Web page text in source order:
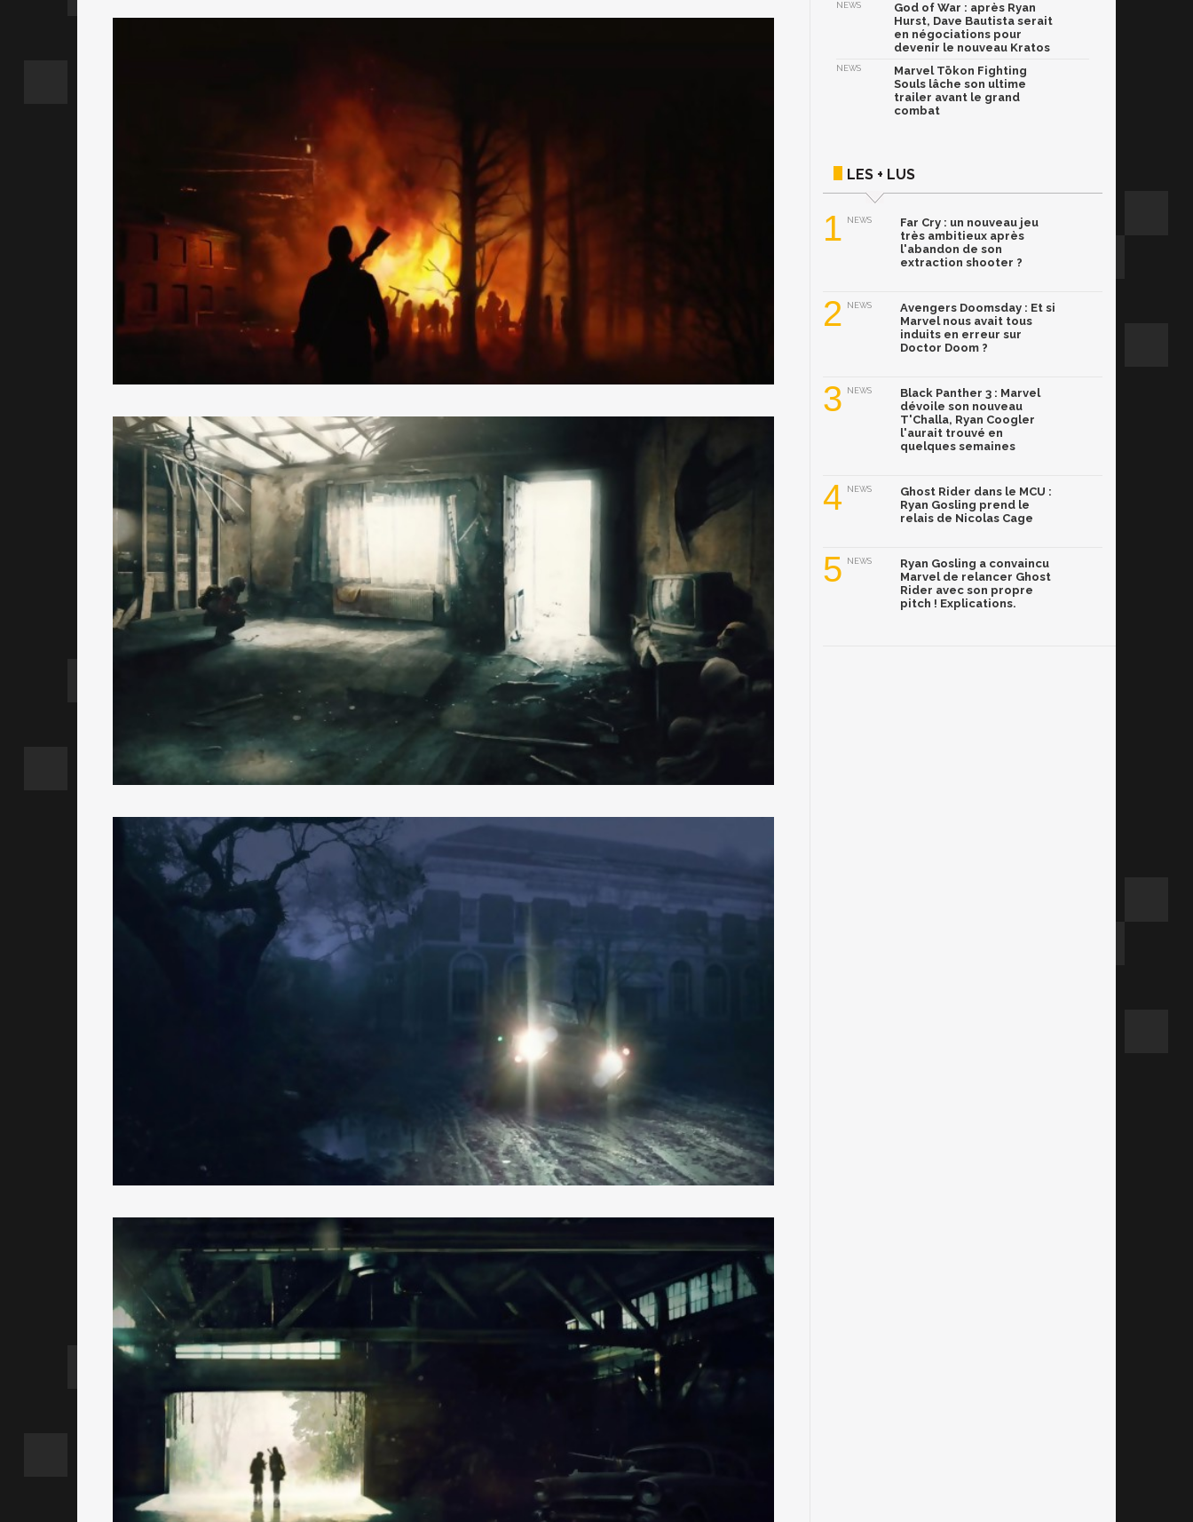
NEWS
God of War : après Ryan
Hurst, Dave Bautista serait
en négociations pour
devenir le nouveau Kratos
NEWS
Marvel Tōkon Fighting
Souls lâche son ultime
trailer avant le grand
combat
LES + LUS
1 NEWS
Far Cry : un nouveau jeu
très ambitieux après
l'abandon de son
extraction shooter ?
2 NEWS
Avengers Doomsday : Et si
Marvel nous avait tous
induits en erreur sur
Doctor Doom ?
3 NEWS
Black Panther 3 : Marvel
dévoile son nouveau
T'Challa, Ryan Coogler
l'aurait trouvé en
quelques semaines
4 NEWS
Ghost Rider dans le MCU :
Ryan Gosling prend le
relais de Nicolas Cage
5 NEWS
Ryan Gosling a convaincu
Marvel de relancer Ghost
Rider avec son propre
pitch ! Explications.